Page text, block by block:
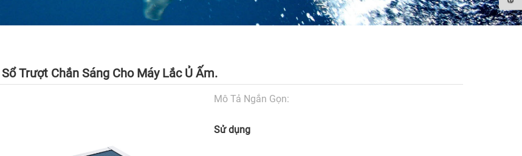
Trượt Chắn Sáng Cho Máy Lắc Ủ Ấm.
Mô Tả Ngắn Gọn:
Sử dụng